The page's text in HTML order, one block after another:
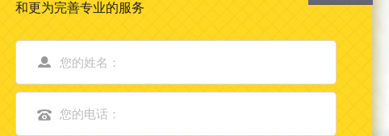
和更为完善专业的服务